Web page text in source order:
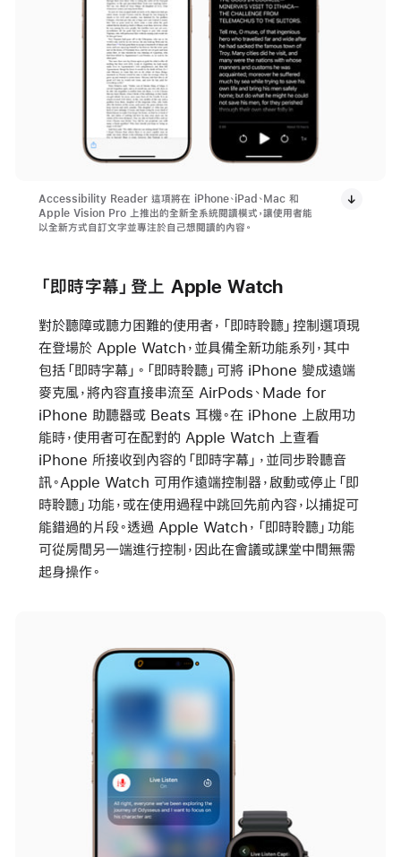
Accessibility Reader 這項將在 iPhone、iPad、Mac 和
Apple Vision Pro 上推出的全新全系統閱讀模式，讓使用者能
以全新方式自訂文字並專注於自己想閱讀的內容。
「即時字幕」登上 Apple Watch
對於聽障或聽力困難的使用者，「即時聆聽」控制選項現
在登場於 Apple Watch，並具備全新功能系列，其中
包括「即時字幕」。「即時聆聽」可將 iPhone 變成遠端
麥克風，將內容直接串流至 AirPods、Made for
iPhone 助聽器或 Beats 耳機。在 iPhone 上啟用功
能時，使用者可在配對的 Apple Watch 上查看
iPhone 所接收到內容的「即時字幕」，並同步聆聽音
訊。Apple Watch 可用作遠端控制器，啟動或停止「即
時聆聽」功能，或在使用過程中跳回先前內容，以捕捉可
能錯過的片段。透過 Apple Watch，「即時聆聽」功能
可從房間另一端進行控制，因此在會議或課堂中間無需
起身操作。